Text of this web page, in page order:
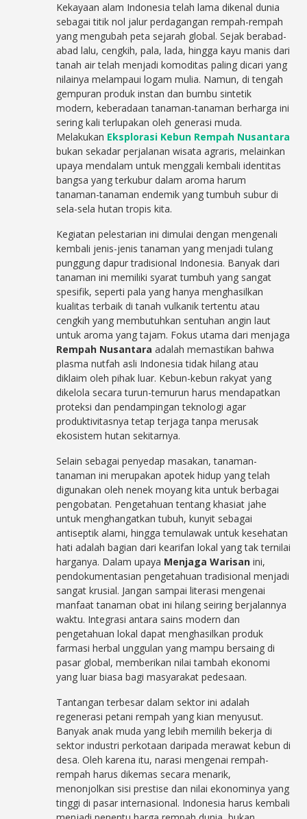
Kekayaan alam Indonesia telah lama dikenal dunia
sebagai titik nol jalur perdagangan rempah-rempah
yang mengubah peta sejarah global. Sejak berabad-
abad lalu, cengkih, pala, lada, hingga kayu manis dari
tanah air telah menjadi komoditas paling dicari yang
nilainya melampaui logam mulia. Namun, di tengah
gempuran produk instan dan bumbu sintetik
modern, keberadaan tanaman-tanaman berharga ini
sering kali terlupakan oleh generasi muda.
Melakukan Eksplorasi Kebun Rempah Nusantara
bukan sekadar perjalanan wisata agraris, melainkan
upaya mendalam untuk menggali kembali identitas
bangsa yang terkubur dalam aroma harum
tanaman-tanaman endemik yang tumbuh subur di
sela-sela hutan tropis kita.
Kegiatan pelestarian ini dimulai dengan mengenali
kembali jenis-jenis tanaman yang menjadi tulang
punggung dapur tradisional Indonesia. Banyak dari
tanaman ini memiliki syarat tumbuh yang sangat
spesifik, seperti pala yang hanya menghasilkan
kualitas terbaik di tanah vulkanik tertentu atau
cengkih yang membutuhkan sentuhan angin laut
untuk aroma yang tajam. Fokus utama dari menjaga
Rempah Nusantara adalah memastikan bahwa
plasma nutfah asli Indonesia tidak hilang atau
diklaim oleh pihak luar. Kebun-kebun rakyat yang
dikelola secara turun-temurun harus mendapatkan
proteksi dan pendampingan teknologi agar
produktivitasnya tetap terjaga tanpa merusak
ekosistem hutan sekitarnya.
Selain sebagai penyedap masakan, tanaman-
tanaman ini merupakan apotek hidup yang telah
digunakan oleh nenek moyang kita untuk berbagai
pengobatan. Pengetahuan tentang khasiat jahe
untuk menghangatkan tubuh, kunyit sebagai
antiseptik alami, hingga temulawak untuk kesehatan
hati adalah bagian dari kearifan lokal yang tak ternilai
harganya. Dalam upaya Menjaga Warisan ini,
pendokumentasian pengetahuan tradisional menjadi
sangat krusial. Jangan sampai literasi mengenai
manfaat tanaman obat ini hilang seiring berjalannya
waktu. Integrasi antara sains modern dan
pengetahuan lokal dapat menghasilkan produk
farmasi herbal unggulan yang mampu bersaing di
pasar global, memberikan nilai tambah ekonomi
yang luar biasa bagi masyarakat pedesaan.
Tantangan terbesar dalam sektor ini adalah
regenerasi petani rempah yang kian menyusut.
Banyak anak muda yang lebih memilih bekerja di
sektor industri perkotaan daripada merawat kebun di
desa. Oleh karena itu, narasi mengenai rempah-
rempah harus dikemas secara menarik,
menonjolkan sisi prestise dan nilai ekonominya yang
tinggi di pasar internasional. Indonesia harus kembali